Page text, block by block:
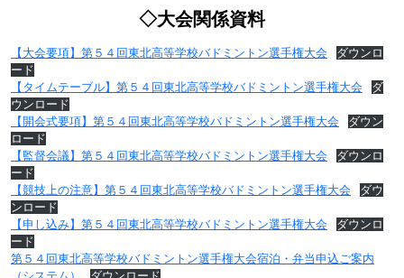
◇大会関係資料
【大会要項】第５４回東北高等学校バドミントン選手権大会
ダウンロ
ード
【タイムテーブル】第５４回東北高等学校バドミントン選手権大会
ダ
ウンロード
【開会式要項】第５４回東北高等学校バドミントン選手権大会
ダウン
ロード
【監督会議】第５４回東北高等学校バドミントン選手権大会
ダウンロ
ード
【競技上の注意】第５４回東北高等学校バドミントン選手権大会
ダウ
ンロード
【申し込み】第５４回東北高等学校バドミントン選手権大会
ダウンロ
ード
第５４回東北高等学校バドミントン選手権大会宿泊・弁当申込ご案内